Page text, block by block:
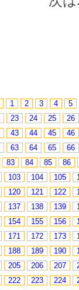
1 2 3 4
5
23 24 25
26
43 44 45
46
63 64 65
66
83 84 85
86
103 104 105
120 121 122
137 138 139
154 155 156
171 172 173
188 189 190
205 206 207
222 223 224